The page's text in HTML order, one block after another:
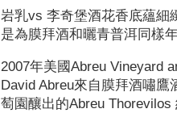
岩乳vs 李奇堡酒花香底蘊細
是為膜拜酒和曬青普洱同樣
2007年美國Abreu Vineyard
David Abreu來自膜拜酒嘯鷹
萄園釀出的Abreu Thorevilos